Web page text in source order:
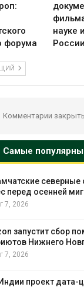
форума
науке
России
Комментарии
Самые
Авг 7, 2026